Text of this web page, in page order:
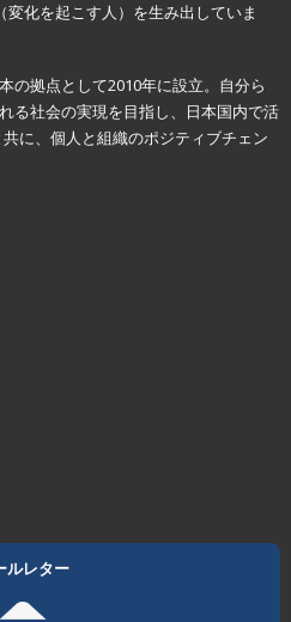
化を起こす人）を生み出していま
の拠点として2010年に設立。自分ら
る社会の実現を目指し、日本国内で活
に、個人と組織のポジティブチェン
ルレター